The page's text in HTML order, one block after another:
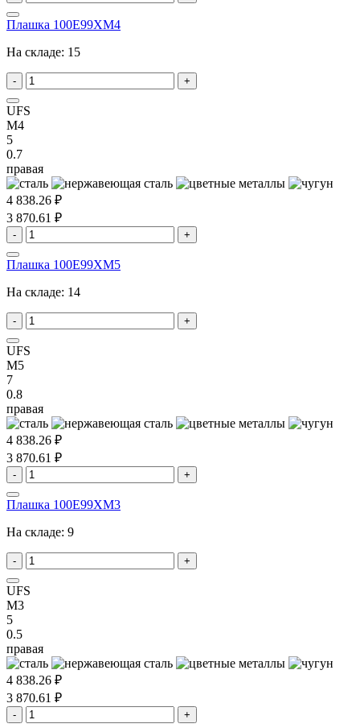
Плашка 100E99XM4
На складе: 15
- +
UFS
M4
5
0.7
правая
4 838.26 ₽
3 870.61 ₽
- +
Плашка 100E99XM5
На складе: 14
- +
UFS
M5
7
0.8
правая
4 838.26 ₽
3 870.61 ₽
- +
Плашка 100E99XM3
На складе: 9
- +
UFS
M3
5
0.5
правая
4 838.26 ₽
3 870.61 ₽
- +